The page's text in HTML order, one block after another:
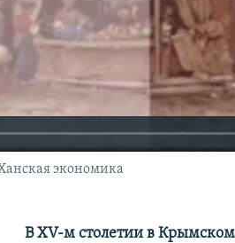
экономика
В XV-м столетии в